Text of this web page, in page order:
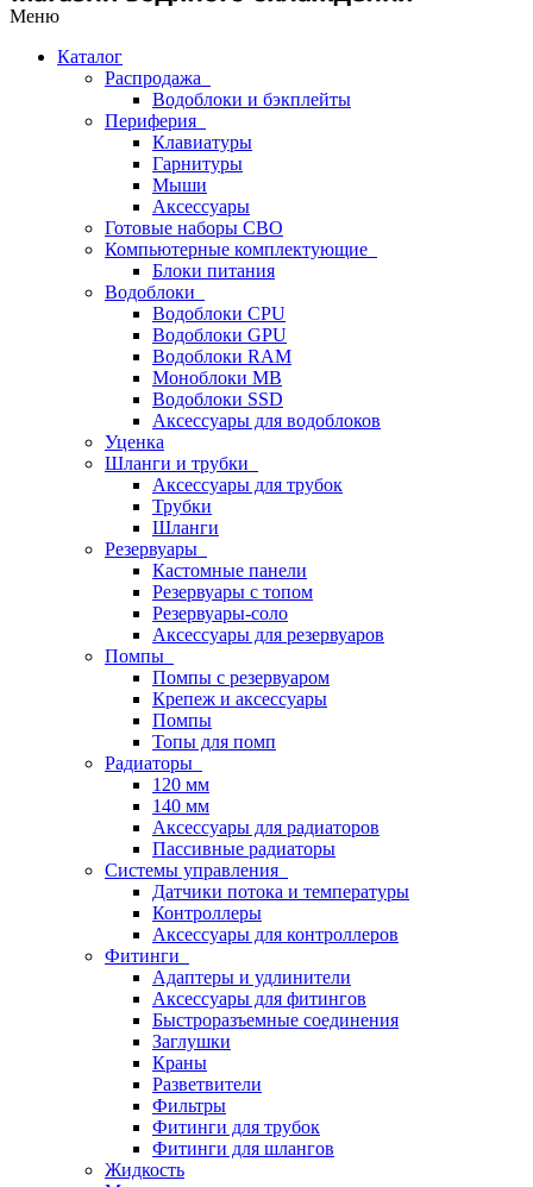
Меню
Каталог
Распродажа
Водоблоки и бэкплейты
Периферия
Клавиатуры
Гарнитуры
Мыши
Аксессуары
Готовые наборы СВО
Компьютерные комплектующие
Блоки питания
Водоблоки
Водоблоки CPU
Водоблоки GPU
Водоблоки RAM
Моноблоки MB
Водоблоки SSD
Аксессуары для водоблоков
Уценка
Шланги и трубки
Аксессуары для трубок
Трубки
Шланги
Резервуары
Кастомные панели
Резервуары с топом
Резервуары-соло
Аксессуары для резервуаров
Помпы
Помпы с резервуаром
Крепеж и аксессуары
Помпы
Топы для помп
Радиаторы
120 мм
140 мм
Аксессуары для радиаторов
Пассивные радиаторы
Системы управления
Датчики потока и температуры
Контроллеры
Аксессуары для контроллеров
Фитинги
Адаптеры и удлинители
Аксессуары для фитингов
Быстроразъемные соединения
Заглушки
Краны
Разветвители
Фильтры
Фитинги для трубок
Фитинги для шлангов
Жидкость